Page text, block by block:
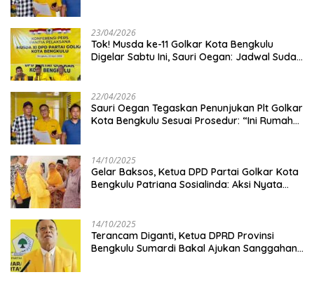
23/04/2026
‎Tok! Musda ke-11 Golkar Kota Bengkulu
Digelar Sabtu Ini, Sauri Oegan: Jadwal Sudah
22/04/2026
Sauri Oegan Tegaskan Penunjukan Plt Golkar
Kota Bengkulu Sesuai Prosedur: “Ini Rumah
14/10/2025
‎Gelar Baksos, Ketua DPD Partai Golkar Kota
Bengkulu Patriana Sosialinda: Aksi Nyata
14/10/2025
Terancam Diganti, Ketua DPRD Provinsi
Bengkulu Sumardi Bakal Ajukan Sanggahan